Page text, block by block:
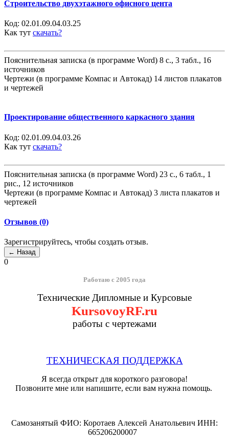
Строительство двухэтажного офисного цента
Код: 02.01.09.04.03.25
Как тут скачать?
Пояснительная записка (в программе Word) 8 с., 3 табл., 16
источников
Чертежи (в программе Компас и Автокад) 14 листов плакатов
и чертежей
Проектирование общественного каркасного здания
Код: 02.01.09.04.03.26
Как тут скачать?
Пояснительная записка (в программе Word) 23 с., 6 табл., 1
рис., 12 источников
Чертежи (в программе Компас и Автокад) 3 листа плакатов и
чертежей
Отзывов (0)
Зарегистрируйтесь, чтобы создать отзыв.
0
Работаю с 2005 года
Технические Дипломные и Курсовые
KursovoyRF.ru
работы с чертежами
ТЕХНИЧЕСКАЯ ПОДДЕРЖКА
Я всегда открыт для короткого разговора!
Позвоните мне или напишите, если вам нужна помощь.
Самозанятый ФИО: Коротаев Алексей Анатольевич ИНН:
665206200007